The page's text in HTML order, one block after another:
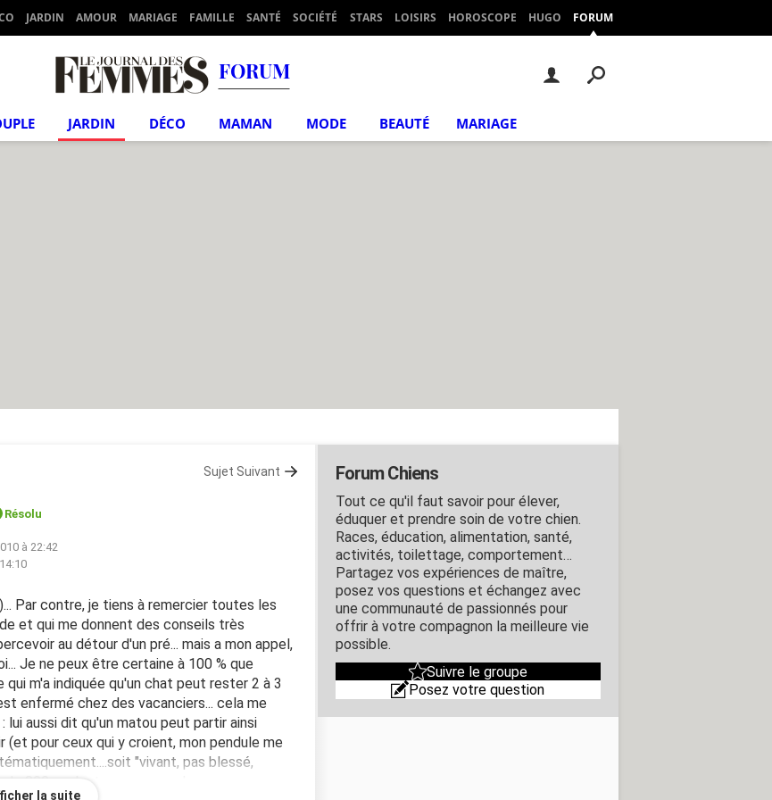
JARDIN AMOUR MARIAGE FAMILLE SANTÉ SOCIÉTÉ STARS LOISIRS HOROSCOPE HUGO FORUM
FORUM
JARDIN DÉCO MAMAN MODE BEAUTÉ MARIAGE
Sujet Suivant
Résolu
à 22:42
Par contre, je tiens à remercier toutes les
et qui me donnent des conseils très
au détour d'un pré... mais a mon appel,
Je ne peux être certaine à 100 % que
m'a indiquée qu'un chat peut rester 2 à 3
enfermé chez des vacanciers... cela me
aussi dit qu'un matou peut partir ainsi
(et pour ceux qui y croient, mon pendule me
"vivant, pas blessé,
800 m alentours, pas en danger, pas
la suite
Forum Chiens
Tout ce qu'il faut savoir pour élever,
éduquer et prendre soin de votre chien.
Races, éducation, alimentation, santé,
activités, toilettage, comportement…
Partagez vos expériences de maître,
posez vos questions et échangez avec
une communauté de passionnés pour
offrir à votre compagnon la meilleure vie
possible.
Suivre le groupe
Posez votre question